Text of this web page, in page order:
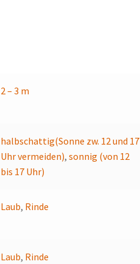
2 – 3 m
halbschattig(Sonne zw. 12 und 17
Uhr vermeiden),sonnig (von 12
bis 17 Uhr)
Laub, Rinde
Laub, Rinde